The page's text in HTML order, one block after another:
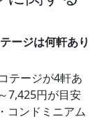
ージは何軒あり
テージが4軒あ
7,425円が目安
コンドミニアム